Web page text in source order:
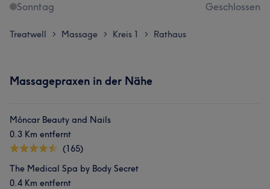
Sonntag
Geschlossen
Treatwell > Massage > Kreis 1 > Rathaus
Massagepraxen in der Nähe
Móncar Beauty and Nails
0.3 Km entfernt
(165)
The Medical Spa by Body Secret
0.4 Km entfernt